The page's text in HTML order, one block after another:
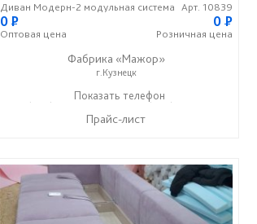
Диван Модерн-2 модульная система Арт. 10839
0P
Оптовая цена
0 P
Розничная цена
Фабрика «Мажор»
г.Кузнецк
+7 (999) 611-98-99 ☎+7 (999) 610-99-95
Показать телефон
Прайс-лист